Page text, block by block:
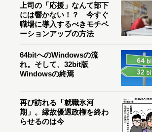
上司の「応援」なんて部下
には響かない！？ 今すぐ
職場に導入するべきモチベ
ーションアップの方法
64bitへのWindowsの流
れ。そして、32bit版
Windowsの終焉
再び訪れる「就職氷河
期」。縁故優遇政権を終わ
らせるのは今